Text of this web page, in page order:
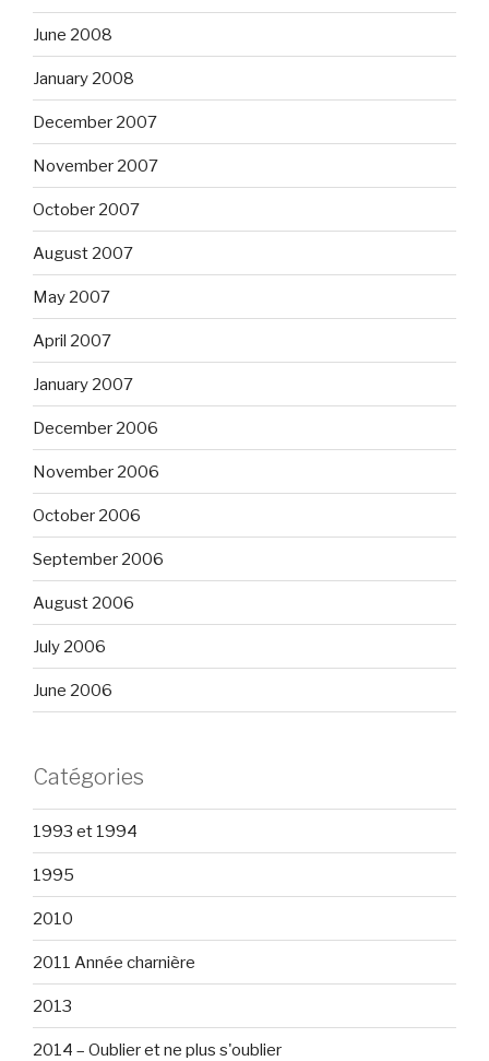
June 2008
January 2008
December 2007
November 2007
October 2007
August 2007
May 2007
April 2007
January 2007
December 2006
November 2006
October 2006
September 2006
August 2006
July 2006
June 2006
Catégories
1993 et 1994
1995
2010
2011 Année charnière
2013
2014 – Oublier et ne plus s'oublier